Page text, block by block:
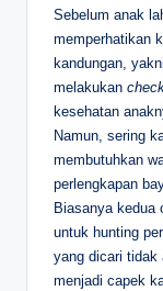
Sebelum anak
memperhatikan
kandungan,
melakukan
kesehatan
Namun, sering
membutuhkan
perlengkapan
Biasanya kedua
untuk hunting
yang dicari tidak
menjadi capek